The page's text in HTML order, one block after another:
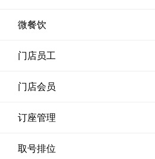
微餐饮
门店员工
门店会员
订座管理
取号排位